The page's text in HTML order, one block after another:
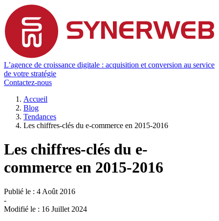
L’agence de croissance digitale : acquisition et conversion au service
de votre stratégie
Contactez-nous
Accueil
Blog
Tendances
Les chiffres-clés du e-commerce en 2015-2016
Les chiffres-clés du e-
commerce en 2015-2016
Publié le : 4 Août 2016
-
Modifié le : 16 Juillet 2024